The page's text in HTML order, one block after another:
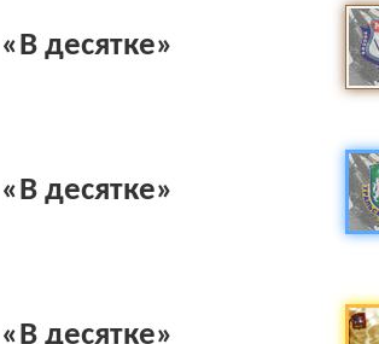
«В десятке»
«В десятке»
«В десятке»